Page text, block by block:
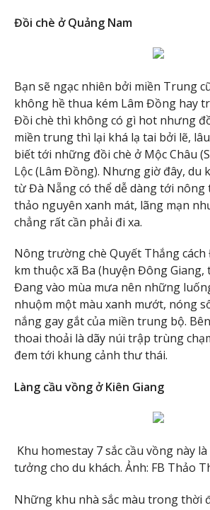
Đồi chè ở Quảng Nam
Bạn sẽ ngạc nhiên bởi miền Trung
không hề thua kém Lâm Đồng hay
Đồi chè thì không có gì hot nhưng
miền trung thì lại khá lạ tai bởi lẽ,
biết tới những đồi chè ở Mộc Châu
Lộc (Lâm Đồng). Nhưng giờ đây, du
từ Đà Nẵng có thể dễ dàng tới
thảo nguyên xanh mát, lãng mạn
chẳng rất cần phải đi xa.
Nông trường chè Quyết Thắng
km thuộc xã Ba (huyện Đông Giang,
Đang vào mùa mưa nên những
nhuộm một màu xanh mướt, nóng
nắng gay gắt của miền trung bộ.
thoai thoải là dãy núi trập trùng
đem tới khung cảnh thư thái.
Làng cầu vồng ở Kiên Giang
Khu homestay 7 sắc cầu vồng này
tưởng cho du khách. Ảnh: FB Thảo
Những khu nhà sắc màu trong thời